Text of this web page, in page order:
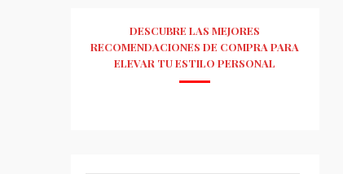
DESCUBRE LAS MEJORES
RECOMENDACIONES DE COMPRA PARA
ELEVAR TU ESTILO PERSONAL